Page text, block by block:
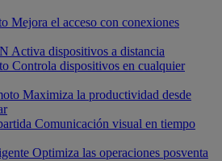
Mejora el acceso con conexiones
Activa dispositivos a distancia
Controla dispositivos en cualquier
Maximiza la productividad desde
Comunicación visual en tiempo
Optimiza las operaciones posventa